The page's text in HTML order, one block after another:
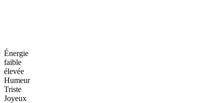
Énergie
faible
élevée
Humeur
Triste
Joyeux